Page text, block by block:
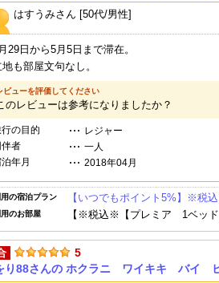
はすうみさん [50代/男性]
29日から5月5日まで滞在。
地も部屋文句なし。
ビューを評価してください
のレビューは参考になりましたか？
の目的
レジャー
伴者
一人
年月
2018年04月
用の宿泊プラン 【いつでもポイント5%】※税
用のお部屋 【※税込※【プレミア 1ベッド
5
り88さんの ホクラニ ワイキキ バイ